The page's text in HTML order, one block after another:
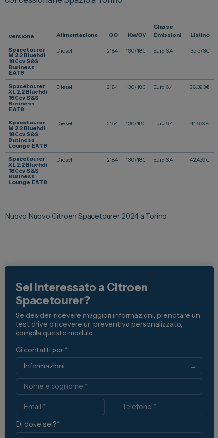
Convenzioni
Dipendenti Stellantis
Promozioni
Gruppo Spazio
Il Gruppo Spazio
Impegno per l’Ambiente
Impegno per il Sociale
Comunità Energetica
News ed Eventi
Telefono Vendita
011 22 51 711
Telefono Officina
011 22 51 737
Email
spazio@spaziogroup.com
Versione Alimentazione CC Kw/CV
Classe
Emissioni
Listino
Spacetourer
M 2.2 Bluehdi
180cv S&S
Business
EAT8
Diesel 2184 130/180 Euro 6.4 35.573€
Spacetourer
XL 2.2 Bluehdi
180cv S&S
Business
EAT8
Diesel 2184 130/180 Euro 6.4 36.393€
Spacetourer
M 2.2 Bluehdi
180cv S&S
Business
Lounge EAT8
Diesel 2184 130/180 Euro 6.4 41.639€
Spacetourer
XL 2.2 Bluehdi
180cv S&S
Business
Lounge EAT8
Diesel 2184 130/180 Euro 6.4 42.459€
Nuovo Nuovo Citroen Spacetourer 2024 a Torino
Sei interessato a Citroen
Spacetourer?
Se desideri ricevere maggiori informazioni, prenotare un
test drive o ricevere un preventivo personalizzato,
compila questo modulo.
Ci contatti per *
Nome
Email Telefono
Di dove sei?*